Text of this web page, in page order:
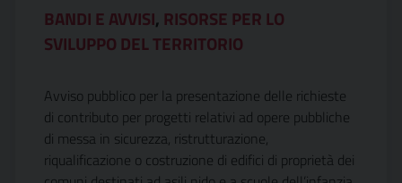
BANDI E AVVISI, RISORSE PER LO
SVILUPPO DEL TERRITORIO
Avviso pubblico per la presentazione delle richieste
di contributo per progetti relativi ad opere pubbliche
di messa in sicurezza, ristrutturazione,
riqualificazione o costruzione di edifici di proprietà dei